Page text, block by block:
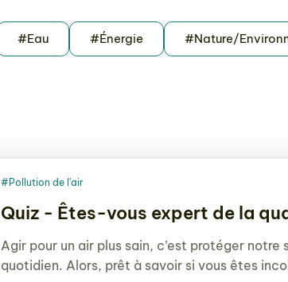
#Eau #Énergie #Nature/
Quiz - Êtes-vous expert de la
#Pollution de l'air
Agir pour un air plus sain, c’est protéger
quotidien. Alors, prêt à savoir si vous êtes